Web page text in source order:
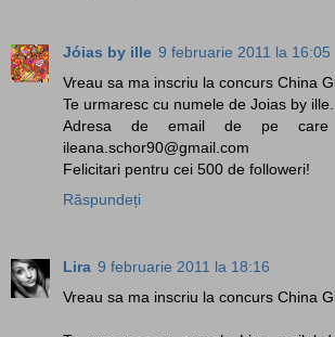
Jóias by ille 9 februarie 2011 la 16:05
Vreau sa ma inscriu la concurs China
Te urmaresc cu numele de Joias by ille.
Adresa de email de pe
ileana.schor90@gmail.com
Felicitari pentru cei 500 de followeri!
Răspundeți
Lira 9 februarie 2011 la 18:16
Vreau sa ma inscriu la concurs China